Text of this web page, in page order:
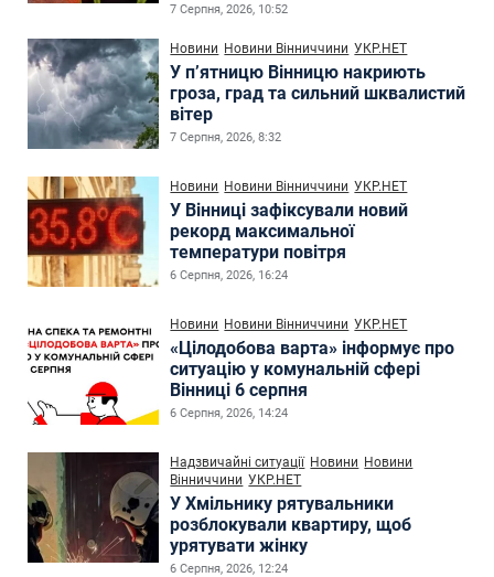
7 Серпня, 2026, 10:52
Новини Новини Вінниччини УКР.НЕТ
У п’ятницю Вінницю накриють
гроза, град та сильний шквалистий
вітер
7 Серпня, 2026, 8:32
Новини Новини Вінниччини УКР.НЕТ
У Вінниці зафіксували новий
рекорд максимальної
температури повітря
6 Серпня, 2026, 16:24
Новини Новини Вінниччини УКР.НЕТ
«Цілодобова варта» інформує про
ситуацію у комунальній сфері
Вінниці 6 серпня
6 Серпня, 2026, 14:24
Надзвичайні ситуації Новини Новини
Вінниччини УКР.НЕТ
У Хмільнику рятувальники
розблокували квартиру, щоб
урятувати жінку
6 Серпня, 2026, 12:24